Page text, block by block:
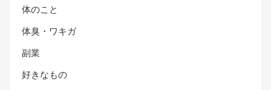
体のこと
体臭・ワキガ
副業
好きなもの